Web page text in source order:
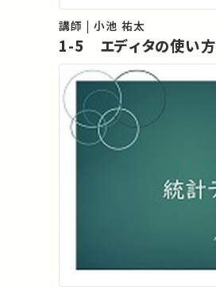
講師 | 小池 祐太
1-5 エディタの使い方